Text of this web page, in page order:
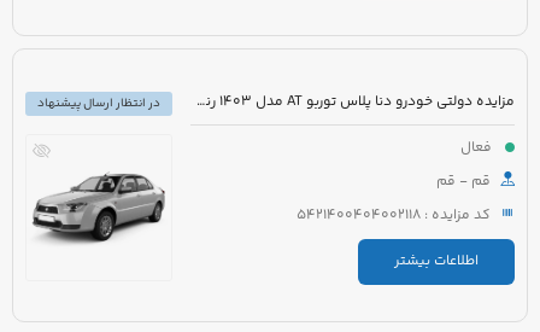
مزایده دولتی خودرو دنا پلاس توربو AT مدل 1403 رنگ سفید روغنی
فعال
قم - قم
کد مزایده : 5421400404002118
اطلاعات بیشتر
در انتظار ارسال پیشنهاد